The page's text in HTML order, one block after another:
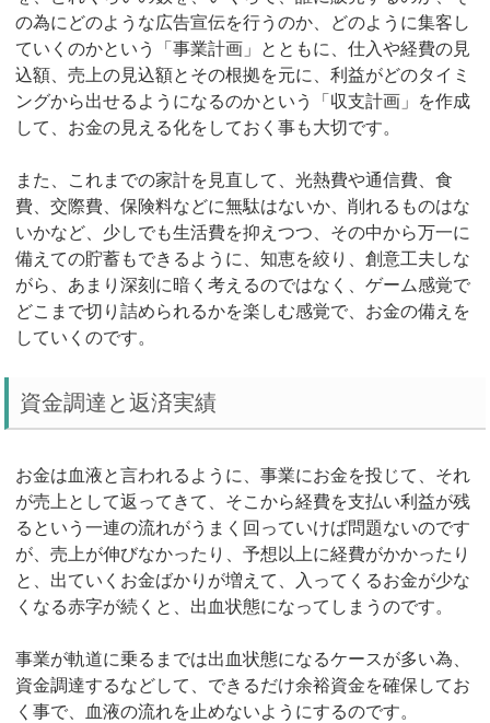
の為にどのような広告宣伝を行うのか、どのように集客し
ていくのかという「事業計画」とともに、仕入や経費の見
込額、売上の見込額とその根拠を元に、利益がどのタイミ
ングから出せるようになるのかという「収支計画」を作成
して、お金の見える化をしておく事も大切です。
また、これまでの家計を見直して、光熱費や通信費、食
費、交際費、保険料などに無駄はないか、削れるものはな
いかなど、少しでも生活費を抑えつつ、その中から万一に
備えての貯蓄もできるように、知恵を絞り、創意工夫しな
がら、あまり深刻に暗く考えるのではなく、ゲーム感覚で
どこまで切り詰められるかを楽しむ感覚で、お金の備えを
していくのです。
資金調達と返済実績
お金は血液と言われるように、事業にお金を投じて、それ
が売上として返ってきて、そこから経費を支払い利益が残
るという一連の流れがうまく回っていけば問題ないのです
が、売上が伸びなかったり、予想以上に経費がかかったり
と、出ていくお金ばかりが増えて、入ってくるお金が少な
くなる赤字が続くと、出血状態になってしまうのです。
事業が軌道に乗るまでは出血状態になるケースが多い為、
資金調達するなどして、できるだけ余裕資金を確保してお
く事で、血液の流れを止めないようにするのです。